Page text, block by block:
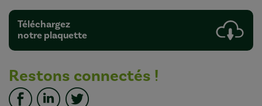
Téléchargez
notre plaquette
Restons connectés !